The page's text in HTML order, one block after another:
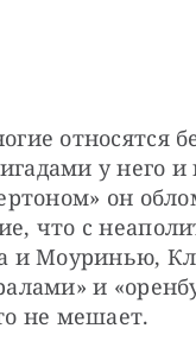
относятся
у него
он
что с
и Моуринью,
и
не мешает.